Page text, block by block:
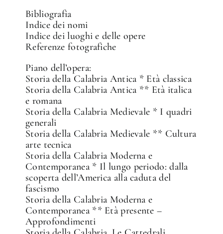
Bibliografia
Indice dei nomi
Indice dei luoghi e delle opere
Referenze fotografiche
Piano dell’opera:
Storia della Calabria Antica * Età classica
Storia della Calabria Antica ** Età italica
e romana
Storia della Calabria Medievale * I quadri
generali
Storia della Calabria Medievale ** Cultura
arte tecnica
Storia della Calabria Moderna e
Contemporanea * Il lungo periodo: dalla
scoperta dell’America alla caduta del
fascismo
Storia della Calabria Moderna e
Contemporanea ** Età presente –
Approfondimenti